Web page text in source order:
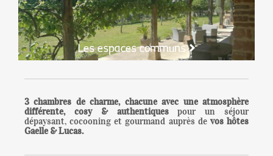
Les espaces communs
3 chambres de charme, chacune avec une atmosphère
différente, cosy & authentiquespour un séjour
dépaysant, cocooning et gourmand auprès devos hôtes
Gaelle & Lucas.